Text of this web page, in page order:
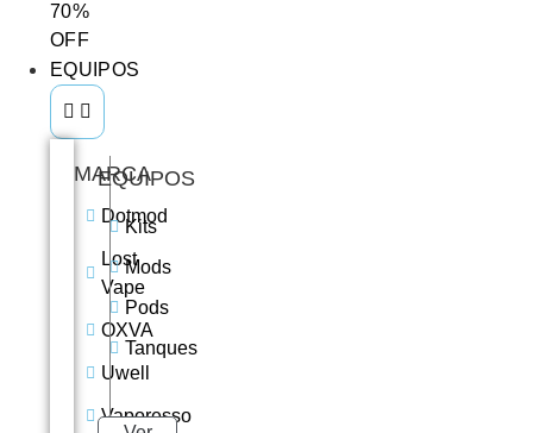
70%
OFF
EQUIPOS
MARCA
Dotmod
Lost
Vape
OXVA
Uwell
Vaporesso
EQUIPOS
Kits
Mods
Pods
Tanques